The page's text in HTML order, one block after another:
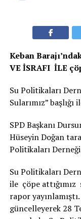
Keban
VE İSRAFI İLE
Su Politikaları
Sularımız” başlığı
SPD Başkanı
Hüseyin Doğan
Politikaları Derneği
Su Politikaları
ile çöpe
rapor
güncelleyerek 28